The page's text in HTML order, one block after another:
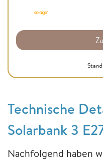
Technische
Solarbank 3
Nachfolgend haben